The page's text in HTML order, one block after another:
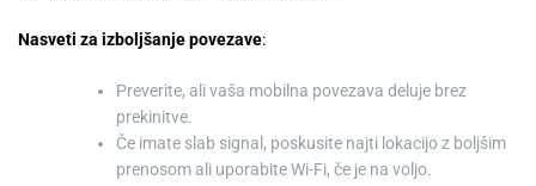
Nasveti za izboljšanje povezave:
Preverite, ali vaša mobilna povezava deluje brez
prekinitve.
Če imate slab signal, poskusite najti lokacijo z boljšim
prenosom ali uporabite Wi-Fi, če je na voljo.